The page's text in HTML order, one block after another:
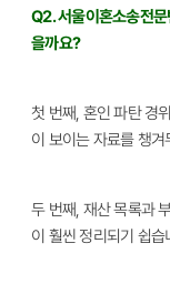
Q2. 서울이혼소송전문
을까요?
첫 번째, 혼인 파탄 경
이 보이는 자료를 챙겨
두 번째, 재산 목록과
이 훨씬 정리되기 쉽습